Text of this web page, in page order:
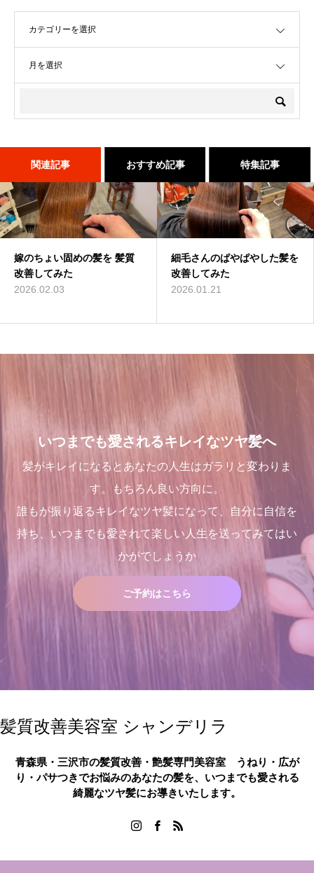
関連記事 おすすめ記事 特集記事
嫁のちょい固めの髪を 髪質
改善してみた
2026.02.03
細毛さんのぱやぱやした髪を
改善してみた
2026.01.21
２０２５年度新卒生募集いた
します
2024.09.09
くせ毛が扱いやすくなるたっ
た１つのカットの仕方
2021.09.04
１００％の髪質改善！ シャ
ンデリラの髪質改善システム
とは
三沢市で唯一あなたの髪が綺
麗になる美容室シャンデリラ
で、いつまでも愛される綺麗
いつまでも愛されるキレイなツヤ髪へ
髪がキレイになるとあなたの人生はガラリと変わりま
す。もちろん良い方向に。
誰もが振り返るキレイなツヤ髪になって、自分に自信を
持ち、いつまでも愛されて楽しい人生を送ってみてはい
かがでしょうか
ご予約はこちら
髪質改善美容室 シャンデリラ
青森県・三沢市の髪質改善・艶髪専門美容室 うねり・広が
り・パサつきでお悩みのあなたの髪を、いつまでも愛される
綺麗なツヤ髪にお導きいたします。